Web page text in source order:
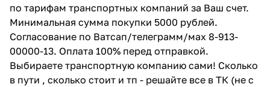
по тарифам транспортных компаний за Ваш счет.
Минимальная сумма покупки 5000 рублей.
Согласование по Ватсап/телеграмм/мах 8-913-
00000-13. Оплата 100% перед отправкой.
Выбираете транспортную компанию сами! Сколько
в пути , сколько стоит и тп - решайте все в ТК (не с